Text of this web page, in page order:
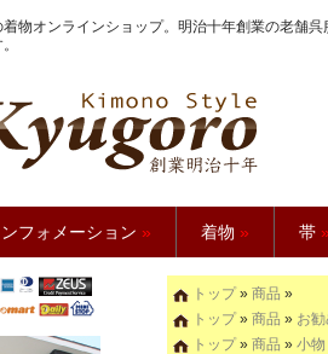
物オンラインショップ。明治十年創業の老舗呉
きもの館【久五郎】
フォメーション » 着物 » 帯 »
トップ» 商品 »
トップ» 商品 » お
トップ» 商品 » 小物